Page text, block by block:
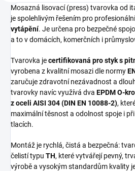
Mosazná lisovací (press) tvarovka od
je spolehlivým řešením pro
vytápění. Je určena pro bezpečné
a to v domácích, komerčních i
Tvarovka jecertifikovaná pro styk s
vyrobena z kvalitní mosazi dle normy
zaručuje zdravotní nezávadnost a
tvarovky navíc využívá dva EPDM O-
z oceli AISI 304 (DIN EN 10088-2),
maximální těsnost a odolnost spoje i
tlacích.
Montáž je rychlá, čistá a bezpečná:
čelistí typu TH, které vytvářejí pevný,
výrobě a vysokým standardům kvality